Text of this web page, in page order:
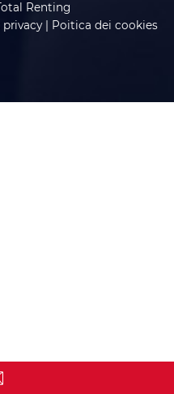
Renting
privacy| Poitica dei cookies